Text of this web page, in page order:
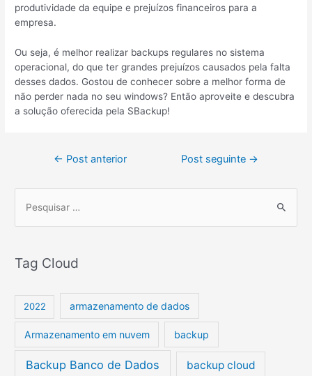
produtividade da equipe e prejuízos financeiros para a
empresa.
Ou seja, é melhor realizar backups regulares no sistema
operacional, do que ter grandes prejuízos causados pela falta
desses dados. Gostou de conhecer sobre a melhor forma de
não perder nada no seu windows? Então aproveite e descubra
a solução oferecida pela SBackup!
← Post anterior Post seguinte →
e
q
s
Tag Cloud
2022 armazenamento de dados
Armazenamento em nuvem backup
Backup Banco de Dados backup cloud